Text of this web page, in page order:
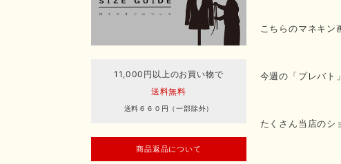
11,000円以上のお買い物で
送料無料
送料６６０円（一部除外）
商品返品について
こちらのマネキン
今週の「プレバト
たくさん当店のシ